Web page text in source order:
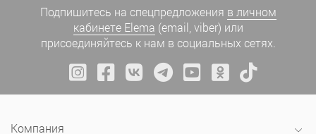
Подпишитесь на спецпредложения в личном
кабинете Elema (email, viber) или
присоединяйтесь к нам в социальных сетях.
Компания